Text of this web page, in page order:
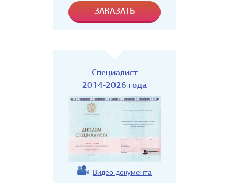
Специалист
2014-2026 года
Видео документа